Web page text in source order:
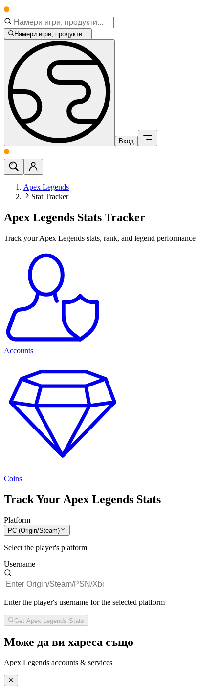
Намери игри, продукти...
Вход
Apex Legends
Stat Tracker
Apex Legends Stats Tracker
Track your Apex Legends stats, rank, and legend performance
Accounts
Coins
Track Your Apex Legends Stats
Platform
PC (Origin/Steam)
Select the player's platform
Username
Enter the player's username for the selected platform
Get Apex Legends Stats
Може да ви хареса също
Apex Legends accounts & services